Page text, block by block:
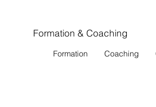
Formation & Coaching
Formation Coaching